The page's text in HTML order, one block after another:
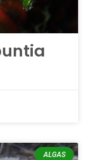
ALGAS